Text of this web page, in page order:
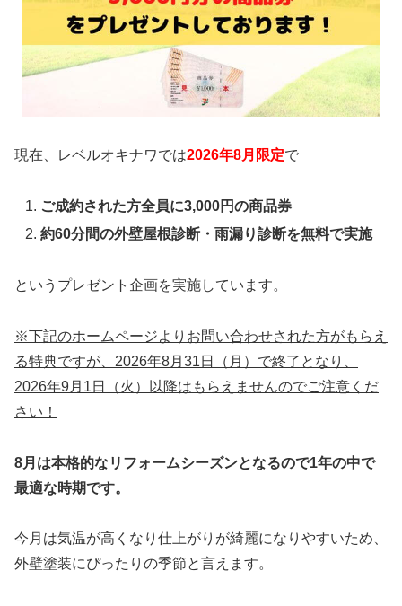
現在、レベルオキナワでは2026年8月限定で
ご成約された方全員に3,000円の商品券
約60分間の外壁屋根診断・雨漏り診断を無料で実施
というプレゼント企画を実施しています。
※下記のホームページよりお問い合わせされた方がもらえ
る特典ですが、2026年8月31日（月）で終了となり、
2026年9月1日（火）以降はもらえませんのでご注意くだ
さい！
8月は本格的なリフォームシーズンとなるので1年の中で
最適な時期です。
今月は気温が高くなり仕上がりが綺麗になりやすいため、
外壁塗装にぴったりの季節と言えます。